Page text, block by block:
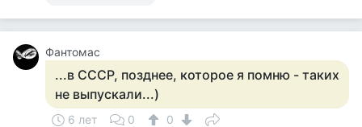
Фантомас
...в СССР, позднее, которое я помню - таких
не выпускали...)
6 лет 0 0